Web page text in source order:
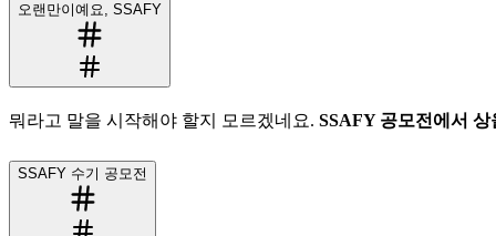
오랜만이예요, SSAFY
뭐라고 말을 시작해야 할지 모르겠네요. SSAFY 공모전에서 상
SSAFY 수기 공모전